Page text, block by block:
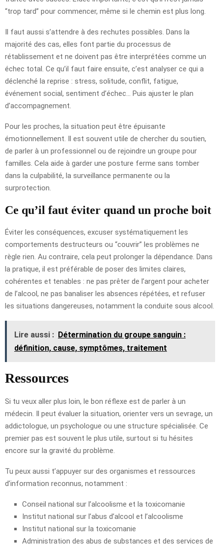
“trop tard” pour commencer, même si le chemin est plus long.
Il faut aussi s’attendre à des rechutes possibles. Dans la
majorité des cas, elles font partie du processus de
rétablissement et ne doivent pas être interprétées comme un
échec total. Ce qu’il faut faire ensuite, c’est analyser ce qui a
déclenché la reprise : stress, solitude, conflit, fatigue,
événement social, sentiment d’échec… Puis ajuster le plan
d’accompagnement.
Pour les proches, la situation peut être épuisante
émotionnellement. Il est souvent utile de chercher du soutien,
de parler à un professionnel ou de rejoindre un groupe pour
familles. Cela aide à garder une posture ferme sans tomber
dans la culpabilité, la surveillance permanente ou la
surprotection.
Ce qu’il faut éviter quand un proche boit
Éviter les conséquences, excuser systématiquement les
comportements destructeurs ou “couvrir” les problèmes ne
règle rien. Au contraire, cela peut prolonger la dépendance. Dans
la pratique, il est préférable de poser des limites claires,
cohérentes et tenables : ne pas prêter de l’argent pour acheter
de l’alcool, ne pas banaliser les absences répétées, et refuser
les situations dangereuses, notamment la conduite sous alcool.
Lire aussi : Détermination du groupe sanguin :
définition, cause, symptômes, traitement
Ressources
Si tu veux aller plus loin, le bon réflexe est de parler à un
médecin. Il peut évaluer la situation, orienter vers un sevrage, un
addictologue, un psychologue ou une structure spécialisée. Ce
premier pas est souvent le plus utile, surtout si tu hésites
encore sur la gravité du problème.
Tu peux aussi t’appuyer sur des organismes et ressources
d’information reconnus, notamment :
Conseil national sur l’alcoolisme et la toxicomanie
Institut national sur l’abus d’alcool et l’alcoolisme
Institut national sur la toxicomanie
Administration des abus de substances et des services de